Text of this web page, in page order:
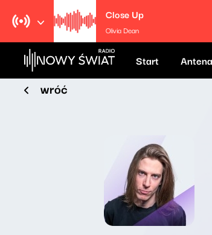
Close Up
Olivia Dean
Start Antena
wróć